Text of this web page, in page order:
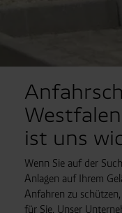
ist uns
Wenn Sie auf der
Anlagen auf Ihrem
Anfahren zu
für Sie. Unser